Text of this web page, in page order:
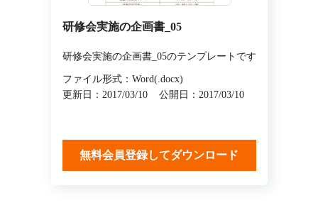
研修会実施の企画書_05
研修会実施の企画書_05のテンプレートです
ファイル形式：Word(.docx)
更新日：2017/03/10
公開日：2017/03/10
無料会員登録してダウンロード